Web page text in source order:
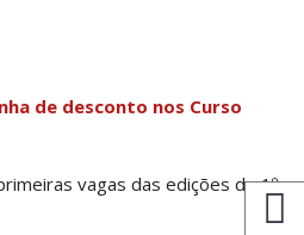
de desconto nos Curso
vagas das edições do 1º